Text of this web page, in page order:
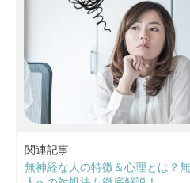
関連記事
無神経な人の特徴＆心理とは？